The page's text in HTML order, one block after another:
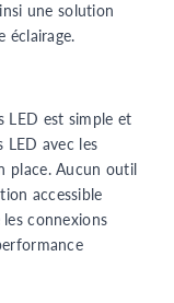
une solution
éclairage.
LED est simple et
LED avec les
place. Aucun outil
accessible
connexions